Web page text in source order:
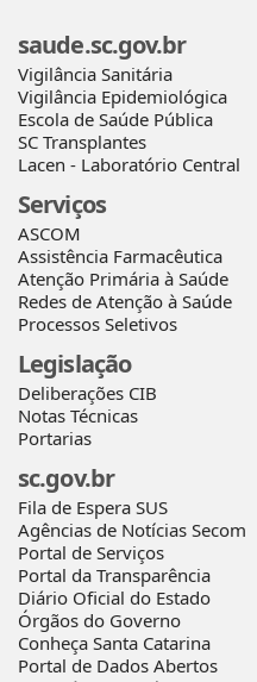
saude.sc.gov.br
Vigilância Sanitária
Vigilância Epidemiológica
Escola de Saúde Pública
SC Transplantes
Lacen - Laboratório Central
Serviços
ASCOM
Assistência Farmacêutica
Atenção Primária à Saúde
Redes de Atenção à Saúde
Processos Seletivos
Legislação
Deliberações CIB
Notas Técnicas
Portarias
sc.gov.br
Fila de Espera SUS
Agências de Notícias Secom
Portal de Serviços
Portal da Transparência
Diário Oficial do Estado
Órgãos do Governo
Conheça Santa Catarina
Portal de Dados Abertos